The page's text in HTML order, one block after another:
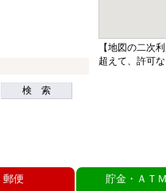
検 索
【地図の二次
超えて、許可
郵便 貯金・ＡＴ